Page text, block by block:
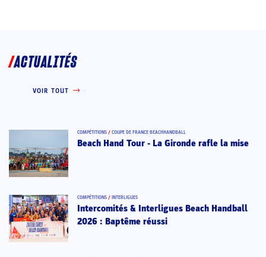
ACTUALITÉS
VOIR TOUT
COMPÉTITIONS / COUPE DE FRANCE BEACHHANDBALL
Beach Hand Tour - La Gironde rafle la mise
COMPÉTITIONS / INTERLIGUES
Intercomités & Interligues Beach Handball
2026 : Baptême réussi